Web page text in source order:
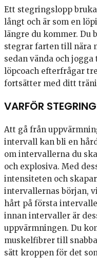
Ett stegringslopp
långt och är som en
längre du kommer. Du
stegrar farten till nära
sedan vända och
löpcoach efterfrågar
fortsätter med ditt
VARFÖR
Att gå från
intervall kan bli en
om intervallerna du
och explosiva. Med
intensiteten och
intervallernas början,
hårt på första
innan intervaller är
uppvärmningen. Du
muskelfibrer till
sätt kroppen för det